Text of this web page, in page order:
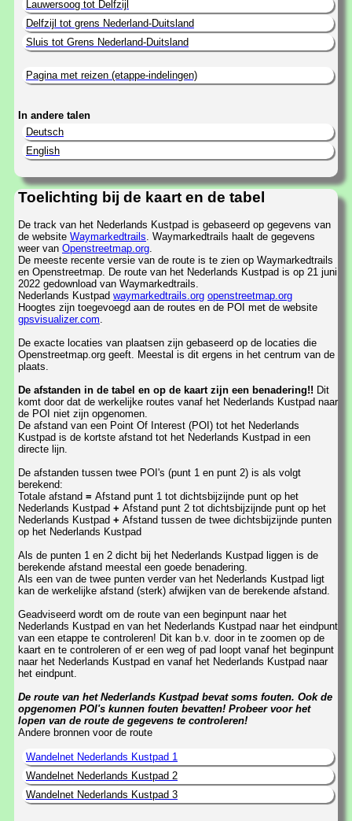
Lauwersoog tot Delfzijl
Delfzijl tot grens Nederland-Duitsland
Sluis tot Grens Nederland-Duitsland
Pagina met reizen (etappe-indelingen)
In andere talen
Deutsch
English
Toelichting bij de kaart en de tabel
De track van het Nederlands Kustpad is gebaseerd op gegevens van
de website Waymarkedtrails . Waymarkedtrails haalt de gegevens
weer van Openstreetmap.org
De meeste recente versie van de route is te zien op Waymarkedtrails
en Openstreetmap. De route van het Nederlands Kustpad is op 21 juni
2022 gedownload van Waymarkedtrails.
Nederlands Kustpad waymarkedtrails.org openstreetmap.org
Hoogtes zijn toegevoegd aan de routes en de POI met de website
gpsvisualizer.com
De exacte locaties van plaatsen zijn gebaseerd op de locaties die
Openstreetmap.org geeft. Meestal is dit ergens in het centrum van de
plaats.
De afstanden in de tabel en op de kaart zijn een benadering!! Dit
komt door dat de werkelijke routes vanaf het Nederlands Kustpad naar
de POI niet zijn opgenomen.
De afstand van een Point Of Interest (POI) tot het Nederlands
Kustpad is de kortste afstand tot het Nederlands Kustpad in een
directe lijn.
De afstanden tussen twee POI's (punt 1 en punt 2) is als volgt
berekend:
Totale afstand = Afstand punt 1 tot dichtsbijzijnde punt op het
Nederlands Kustpad + Afstand punt 2 tot dichtsbijzijnde punt op het
Nederlands Kustpad + Afstand tussen de twee dichtsbijzijnde punten
op het Nederlands Kustpad
Als de punten 1 en 2 dicht bij het Nederlands Kustpad liggen is de
berekende afstand meestal een goede benadering.
Als een van de twee punten verder van het Nederlands Kustpad ligt
kan de werkelijke afstand (sterk) afwijken van de berekende afstand.
Geadviseerd wordt om de route van een beginpunt naar het
Nederlands Kustpad en van het Nederlands Kustpad naar het eindpunt
van een etappe te controleren! Dit kan b.v. door in te zoomen op de
kaart en te controleren of er een weg of pad loopt vanaf het beginpunt
naar het Nederlands Kustpad en vanaf het Nederlands Kustpad naar
het eindpunt.
De route van het Nederlands Kustpad bevat soms fouten. Ook de
opgenomen POI's kunnen fouten bevatten! Probeer voor het
lopen van de route de gegevens te controleren!
Andere bronnen voor de route
Wandelnet Nederlands Kustpad 1
Wandelnet Nederlands Kustpad 2
Wandelnet Nederlands Kustpad 3